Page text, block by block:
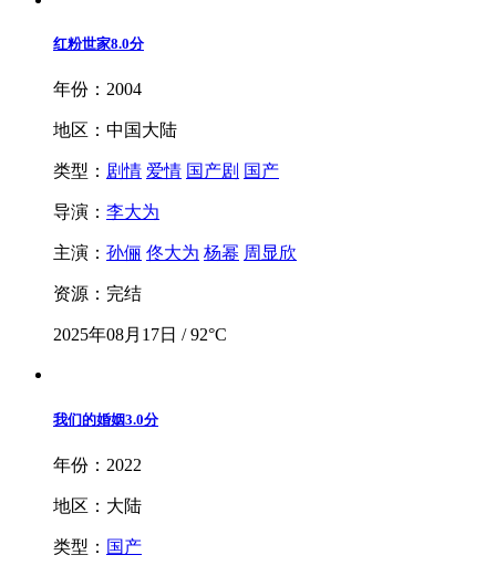
红粉世家8.0分
年份：2004
地区：中国大陆
类型： 剧情 爱情 国产剧 国产
导演： 李大为
主演： 孙俪 佟大为 杨幂 周显欣
资源：完结
2025年08月17日 / 92°C
我们的婚姻3.0分
年份：2022
地区：大陆
类型： 国产